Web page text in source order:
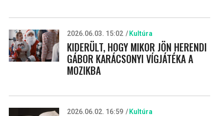
2026.06.03. 15:02 Kultúra
KIDERÜLT, HOGY MIKOR JÖN HERENDI
GÁBOR KARÁCSONYI VÍGJÁTÉKA A
MOZIKBA
2026.06.02. 16:59 Kultúra